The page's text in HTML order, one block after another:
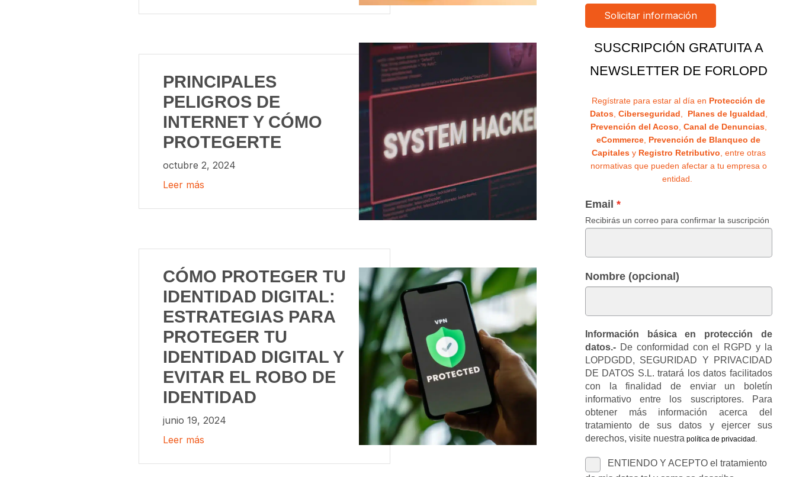
PRINCIPALES
PELIGROS DE
INTERNET Y CÓMO
PROTEGERTE
octubre 2, 2024
Leer más
CÓMO PROTEGER TU
IDENTIDAD DIGITAL:
ESTRATEGIAS PARA
PROTEGER TU
IDENTIDAD DIGITAL Y
EVITAR EL ROBO DE
IDENTIDAD
junio 19, 2024
Leer más
SUSCRIPCIÓN GRATUITA A
NEWSLETTER DE FORLOPD
Regístrate para estar al día en Protección de
Datos, Ciberseguridad, Planes de Igualdad,
Prevención del Acoso, Canal de Denuncias,
eCommerce, Prevención de Blanqueo de
Capitalesy Registro Retributivo, entre otras
normativas que pueden afectar a tu empresa o
entidad.
Email
Recibirás un correo para confirmar la suscripción
Nombre (opcional)
Información básica en protección de
datos.-De conformidad con el RGPD y la
LOPDGDD, SEGURIDAD Y PRIVACIDAD
DE DATOS S.L. tratará los datos facilitados
con la finalidad de enviar un boletín
informativo entre los suscriptores. Para
obtener más información acerca del
tratamiento de sus datos y ejercer sus
derechos, visite nuestra política de privacidad .
ENTIENDO Y ACEPTO el tratamiento